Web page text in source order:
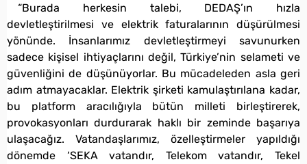
“Burada herkesin talebi, DEDAŞ’ın hızla
devletleştirilmesi ve elektrik faturalarının düşürülmesi
yönünde. İnsanlarımız devletleştirmeyi savunurken
sadece kişisel ihtiyaçlarını değil, Türkiye’nin selameti ve
güvenliğini de düşünüyorlar. Bu mücadeleden asla geri
adım atmayacaklar. Elektrik şirketi kamulaştırılana kadar,
bu platform aracılığıyla bütün milleti birleştirerek,
provokasyonları durdurarak haklı bir zeminde başarıya
ulaşacağız. Vatandaşlarımız, özelleştirmeler yapıldığı
dönemde ‘SEKA vatandır, Telekom vatandır, Tekel